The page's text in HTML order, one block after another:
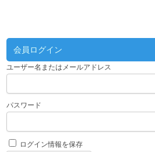
会員ログイン
ユーザー名またはメールアドレス
パスワード
ログイン情報を保存